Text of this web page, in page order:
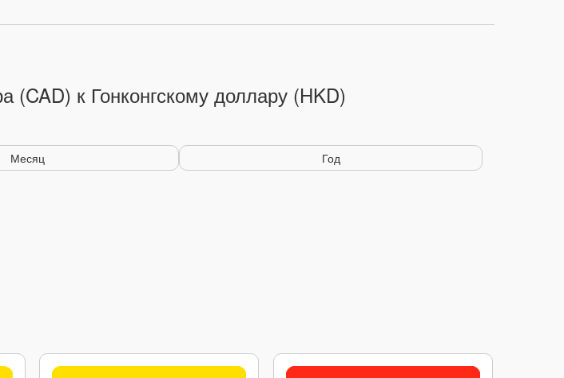
(CAD) к Гонконгскому доллару (HKD)
Месяц Год